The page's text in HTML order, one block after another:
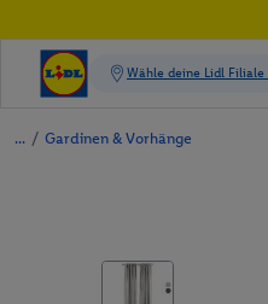
/ Gardinen & Vorhänge